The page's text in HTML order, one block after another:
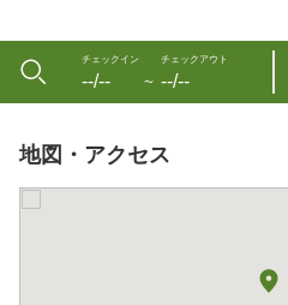
チェックイン
--/-- 〜
チェックアウト
--/--
地図・アクセス